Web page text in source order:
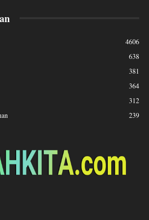
4606
638
381
364
312
239